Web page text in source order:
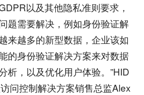
以及其他隐私准则要求，
题需要解决，例如身份验证解
来越多的新型数据，企业该如
的身份验证解决方案来对数据
析，以及优化用户体验。”HID
问控制解决方案销售总监Alex